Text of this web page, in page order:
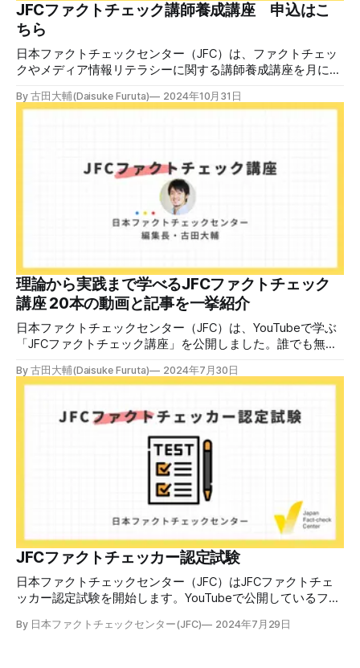
JFCファクトチェック講師養成講座 申込はこ
ちら
日本ファクトチェックセンター（JFC）は、ファクトチェッ
クやメディア情報リテラシーに関する講師養成講座を月に1
認定バッジと教室や職場などで利用可能な教材を提供しま
ファクトチェックセンター（JFC）による講師養成講座で
す。 講師養成講座（オンラインで90分）を受講いただいた
後、修了課題を提出された方には、教室や職場などで利用可
能な教材の提... powered by Peatix : More than a
す。 受講生には教材を提供 デマや不確かな情報が蔓延する
中で、自衛策が求められています。「気をつけて」というだ
けでは、対策になりません。最初から騙されたい人はいませ
ん。誰だって気をつけているのに、誤った情
By 古田大輔(Daisuke Furuta) 2024年10月31日
理論から実践まで学べるJFCファクトチェック
講座 20本の動画と記事を一挙紹介
日本ファクトチェックセンター（JFC）は、YouTubeで学ぶ
「JFCファクトチェック講座」を公開しました。誰でも無料
ファクトチェックやメディアリテラシーの知識を学ぶことが
の日本での影響を調べた2万人調査の紹介や、間違った情報
を信じてしまう背景にある人間のバイアス、大規模に拡散す
るSNSアルゴリズムなどを解説しています。 実践編では、画
像や動画や生成AIなど、偽・誤情報をどのように検証したら
良いかをJFCが検証してきた事例から具体的に学びます。
JFCファクトチェッカー認定試験を開始 2024年7月29日か
ら、これらの内容について習熟度を確認するJFCファクトチ
ェッカー認定試験を開始します。誰でもいつでも受験可能で
す（2024年度中は受験料1000円、2025年度から2000円）。
合格者には様々な技能をデジタル証明するオープンバッジ・
ネットワークを活用して、JFCファクトチェッカーの認定証
を発行します。 JFCファクトチェッカー認定試験
By 古田大輔(Daisuke Furuta) 2024年7月30日
JFCファクトチェッカー認定試験
日本ファクトチェックセンター（JFC）はJFCファクトチェ
ッカー認定試験を開始します。YouTubeで公開しているファ
す。 拡散する偽・誤情報から身を守るために 偽・誤情報の
By 日本ファクトチェックセンター(JFC) 2024年7月29日